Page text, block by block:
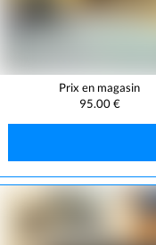
Prix en magasin
95.00 €